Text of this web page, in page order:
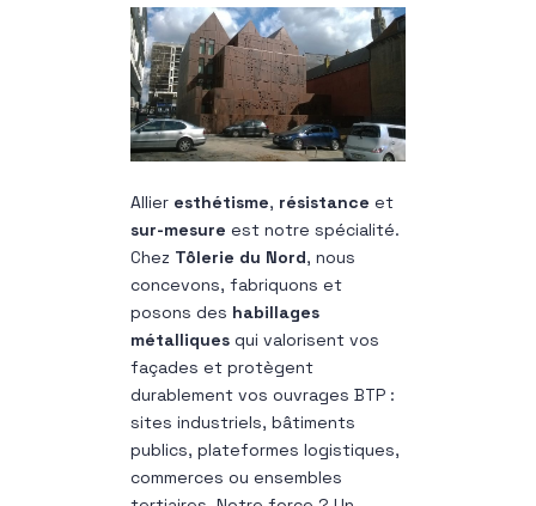
Allier esthétisme, résistance et
sur-mesure est notre spécialité.
Chez Tôlerie du Nord, nous
concevons, fabriquons et
posons des habillages
métalliques qui valorisent vos
façades et protègent
durablement vos ouvrages BTP :
sites industriels, bâtiments
publics, plateformes logistiques,
commerces ou ensembles